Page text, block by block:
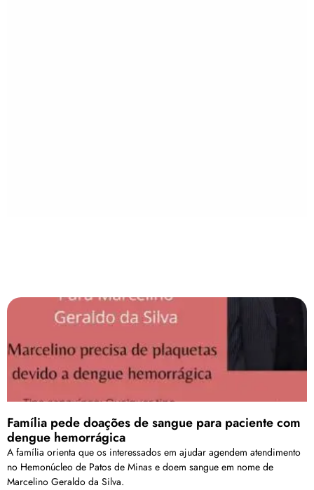
Família pede doações de sangue para paciente com
dengue hemorrágica
A família orienta que os interessados em ajudar agendem atendimento
no Hemonúcleo de Patos de Minas e doem sangue em nome de
Marcelino Geraldo da Silva.